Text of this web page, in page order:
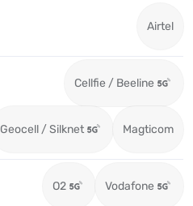
Airtel
Cellfie / Beeline
Geocell / Silknet Magticom
O2 Vodafone